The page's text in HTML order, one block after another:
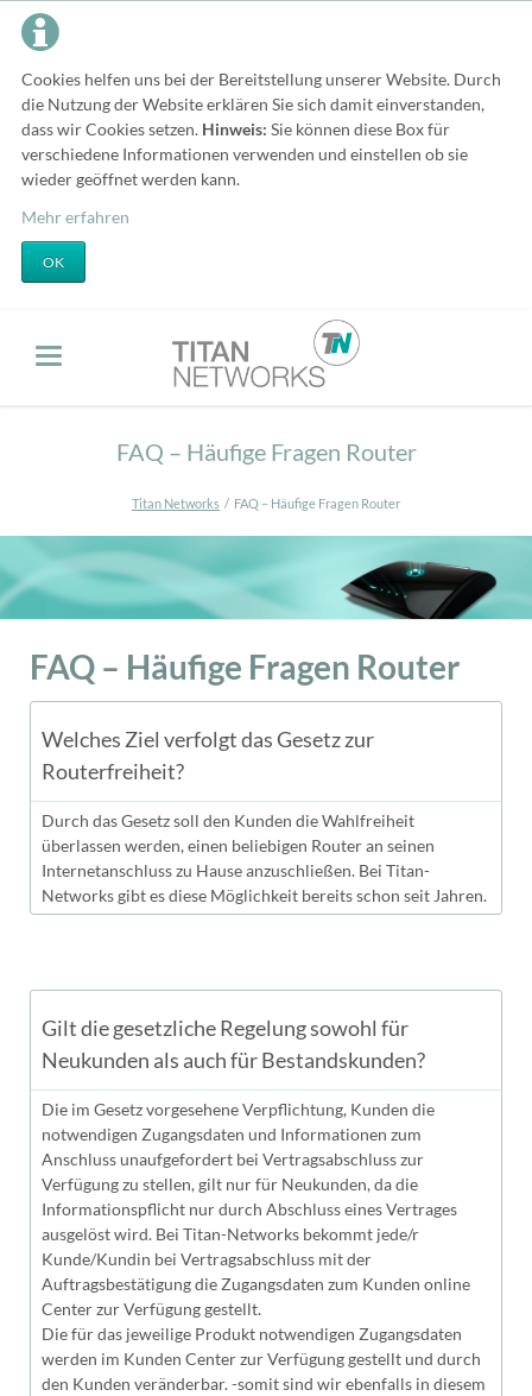
Cookies helfen uns bei der Bereitstellung unserer Website. Durch
die Nutzung der Website erklären Sie sich damit einverstanden,
dass wir Cookies setzen. Hinweis: Sie können diese Box für
verschiedene Informationen verwenden und einstellen ob sie
wieder geöffnet werden kann.
Mehr erfahren
OK
FAQ – Häufige Fragen Router
Titan Networks FAQ – Häufige Fragen Router
FAQ – Häufige Fragen Router
Welches Ziel verfolgt das Gesetz zur
Routerfreiheit?
Durch das Gesetz soll den Kunden die Wahlfreiheit
überlassen werden, einen beliebigen Router an seinen
Internetanschluss zu Hause anzuschließen. Bei Titan-
Networks gibt es diese Möglichkeit bereits schon seit Jahren.
Gilt die gesetzliche Regelung sowohl für
Neukunden als auch für Bestandskunden?
Die im Gesetz vorgesehene Verpflichtung, Kunden die
notwendigen Zugangsdaten und Informationen zum
Anschluss unaufgefordert bei Vertragsabschluss zur
Verfügung zu stellen, gilt nur für Neukunden, da die
Informationspflicht nur durch Abschluss eines Vertrages
ausgelöst wird. Bei Titan-Networks bekommt jede/r
Kunde/Kundin bei Vertragsabschluss mit der
Auftragsbestätigung die Zugangsdaten zum Kunden online
Center zur Verfügung gestellt.
Die für das jeweilige Produkt notwendigen Zugangsdaten
werden im Kunden Center zur Verfügung gestellt und durch
den Kunden veränderbar. -somit sind wir ebenfalls in diesem